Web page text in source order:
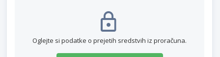
Oglejte si podatke o prejetih sredstvih iz proračuna.